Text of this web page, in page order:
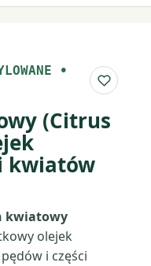
•
Do
(Citrus
kwiatów
kwiatowy
olejek
i części